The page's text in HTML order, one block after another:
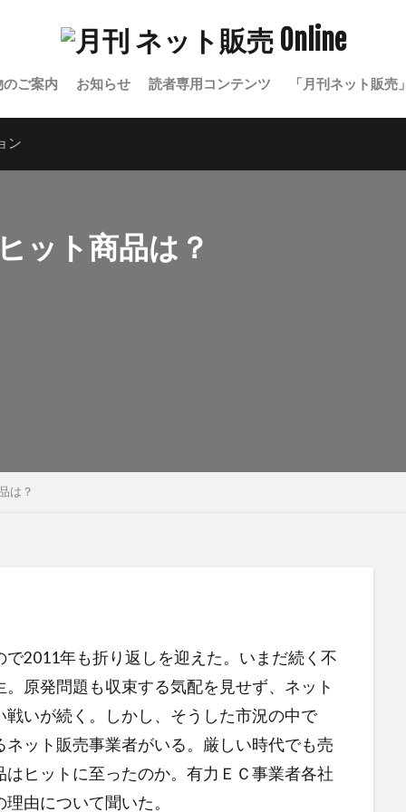
ご案内 お知らせ 読者専用コンテンツ 「月刊ネット販売
ン
ット商品は？
は？
で2011年も折り返しを迎えた。いまだ続く不
原発問題も収束する気配を見せず、ネット
いが続く。しかし、そうした市況の中で
ット販売事業者がいる。厳しい時代でも売
ヒットに至ったのか。有力ＥＣ事業者各社
由について聞いた。